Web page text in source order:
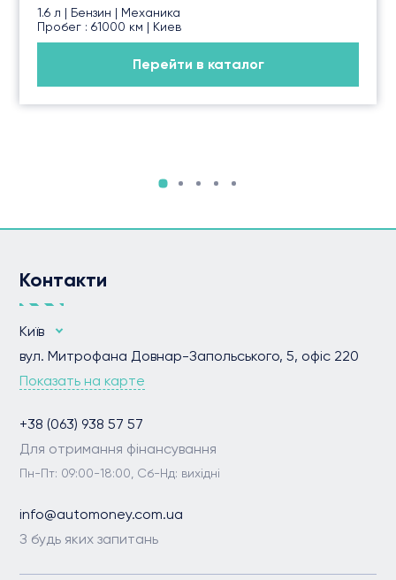
1.6 л | Бензин | Механика
Пробег : 61000 км | Киев
Перейти в каталог
Контакти
Київ
вул. Митрофана Довнар-Запольського, 5, офіс 220
Показать на карте
+38 (063) 938 57 57
Для отримання фінансування
Пн-Пт: 09:00-18:00, Сб-Нд: вихідні
info@automoney.com.ua
З будь яких запитань